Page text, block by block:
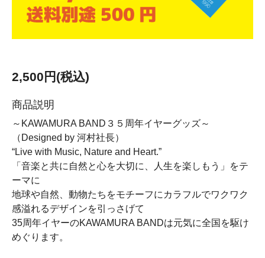
2,500円(税込)
商品説明
～KAWAMURA BAND３５周年イヤーグッズ～
（Designed by 河村社長）
“Live with Music, Nature and Heart.”
「音楽と共に自然と心を大切に、人生を楽しもう」をテ
ーマに
地球や自然、動物たちをモチーフにカラフルでワクワク
感溢れるデザインを引っさげて
35周年イヤーのKAWAMURA BANDは元気に全国を駆け
めぐります。